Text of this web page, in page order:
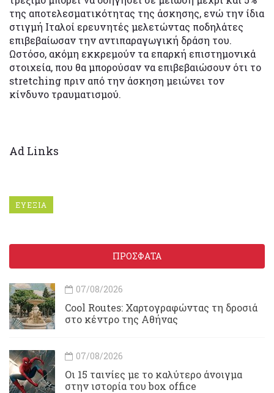
της αποτελεσματικότητας της άσκησης, ενώ την ίδια
στιγμή Ιταλοί ερευνητές μελετώντας ποδηλάτες
επιβεβαίωσαν την αντιπαραγωγική δράση του.
Ωστόσο, ακόμη εκκρεμούν τα επαρκή επιστημονικά
στοιχεία, που θα μπορούσαν να επιβεβαιώσουν ότι το
stretching πριν από την άσκηση μειώνει τον
κίνδυνο τραυματισμού.
Ad Links
ΕΥΕΞΙΑ
ΠΡΟΣΦΑΤΑ
07/08/2026
Cool Routes: Χαρτογραφώντας τη δροσιά
στο κέντρο της Αθήνας
07/08/2026
Οι 15 ταινίες με το καλύτερο άνοιγμα
στην ιστορία του box office